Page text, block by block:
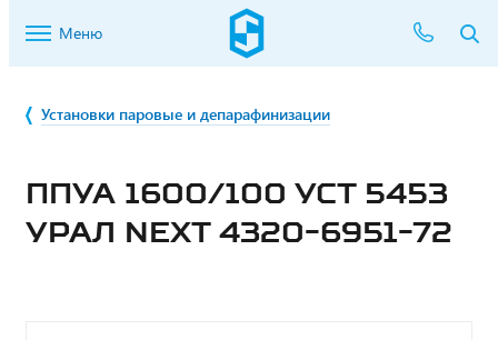
Меню
Установки паровые и депарафинизации
ППУА 1600/100 УСТ 5453
УРАЛ NEXT 4320-6951-72